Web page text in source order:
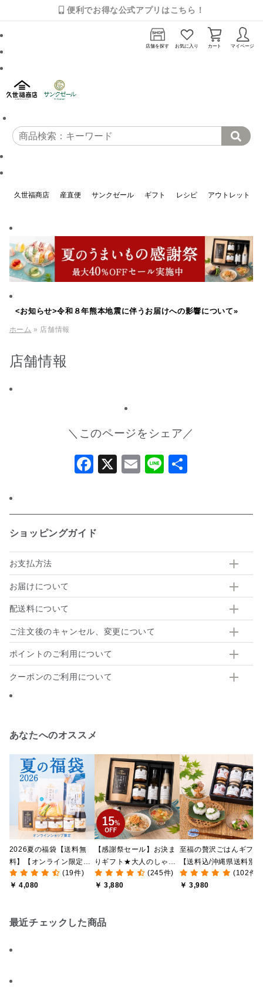
便利でお得な公式アプリはこちら！
店舗を探す お気に入り カート マイページ
久世福商店 産直便 サンクゼール ギフト レシピ アウトレット
<お知らせ>令和８年熊本地震に伴うお届けへの影響について»
ホーム » 店舗情報
店舗情報
＼このページをシェア／
Facebook
X Email
Line
ショッピングガイド
お支払方法
お届けについて
配送料について
ご注文後のキャンセル、変更について
ポイントのご利用について
クーポンのご利用について
あなたへのオススメ
2026夏の福袋【送料無
料】【オンライン限定】
【ポイントキャンペーン
実施中】【のし・ラッピ
(19件)
￥ 4,080
【感謝祭セール】お決ま
りギフト★大人のしゃけ
しゃけめんたい入り【送
料込/沖縄県送料別途】
(245件)
￥ 3,880
至福の贅沢ごはんギフト
【送料込/沖縄県送料別
途】【化粧箱包装付/オン
ライン限定】
(102件)
￥ 3,980
最近チェックした商品